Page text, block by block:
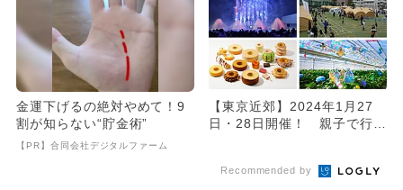
金運下げるの絶対やめて！9
割が知らない“貯金術”
【PR】合同会社デジタルファーム
【東京近郊】2024年1月27
日・28日開催！ 親子で行き
Recommended by